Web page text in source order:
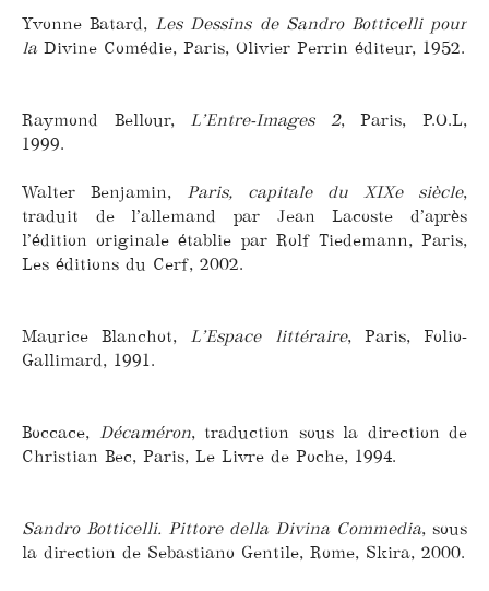
Yvonne Batard, Les Dessins de Sandro Botticelli pour
la Divine Comédie, Paris, Olivier Perrin éditeur, 1952.
Raymond Bellour, L’Entre-Images 2, Paris, P.O.L,
1999.
Walter Benjamin, Paris, capitale du XIXe siècle,
traduit de l’allemand par Jean Lacoste d’après
l’édition originale établie par Rolf Tiedemann, Paris,
Les éditions du Cerf, 2002.
Maurice Blanchot, L’Espace littéraire, Paris, Folio-
Gallimard, 1991.
Boccace, Décaméron, traduction sous la direction de
Christian Bec, Paris, Le Livre de Poche, 1994.
Sandro Botticelli. Pittore della Divina Commedia, sous
la direction de Sebastiano Gentile, Rome, Skira, 2000.